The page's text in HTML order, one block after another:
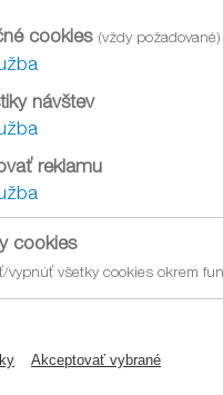
na aktivačný link. V
cookies (vždy požadované)
návštev
reklamu
cookies
vypnúť všetky cookies okrem
Akceptovať vybrané